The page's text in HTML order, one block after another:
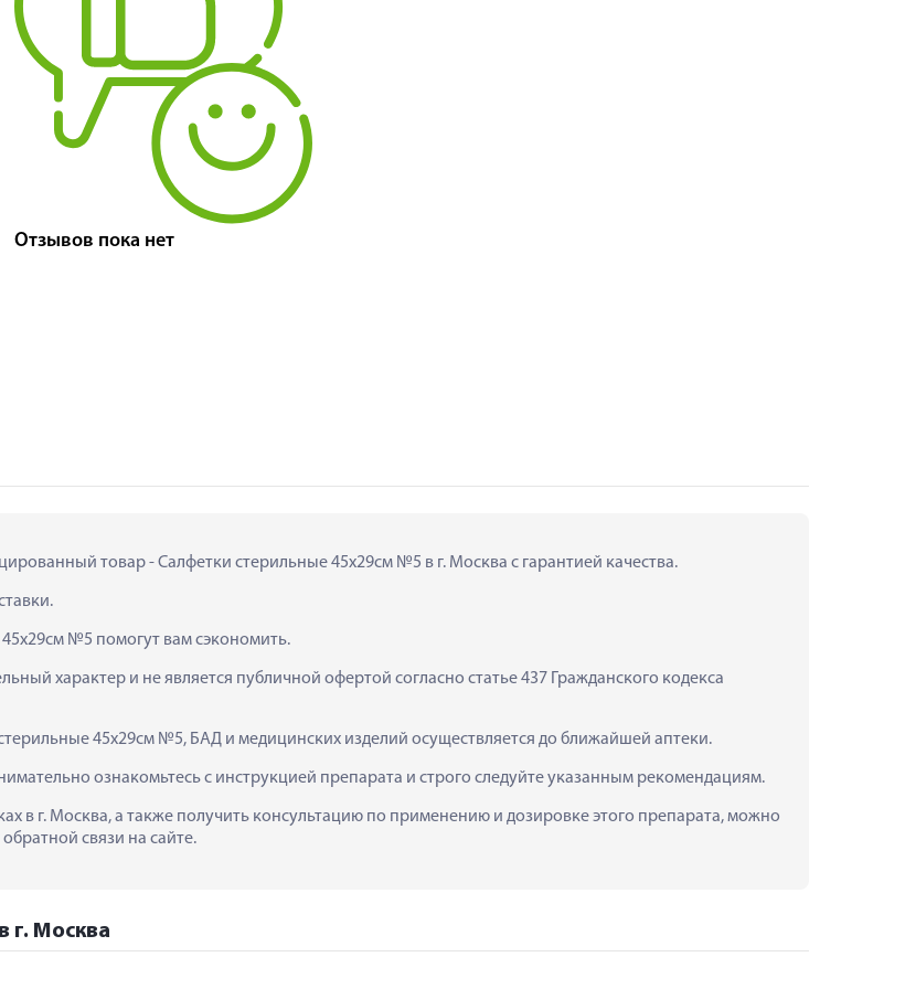
Отзывов пока нет
товар - Салфетки стерильные 45х29см №5 в г. Москва с гарантией качества.
№5 помогут вам сэкономить.
характер и не является публичной офертой согласно статье 437 Гражданского кодекса
45х29см №5, БАД и медицинских изделий осуществляется до ближайшей аптеки.
ознакомьтесь с инструкцией препарата и строго следуйте указанным рекомендациям.
в г. Москва, а также получить консультацию по применению и дозировке этого препарата, можно
связи на сайте.
г. Москва